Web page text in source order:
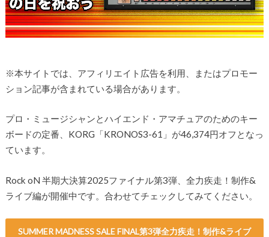
※本サイトでは、アフィリエイト広告を利用、またはプロモー
ション記事が含まれている場合があります。
プロ・ミュージシャンとハイエンド・アマチュアのためのキー
ボードの定番、KORG「KRONOS3-61」が46,374円オフとなっ
ています。
Rock oN 半期大決算2025ファイナル第3弾、全力疾走！制作&
ライブ編が開催中です。合わせてチェックしてみてください。
SUMMER MADNESS SALE FINAL第3弾全力疾走！制作&ライブ